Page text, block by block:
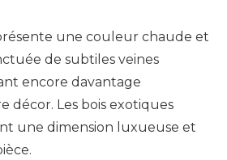
une couleur chaude et
de subtiles veines
encore davantage
décor. Les bois exotiques
une dimension luxueuse et